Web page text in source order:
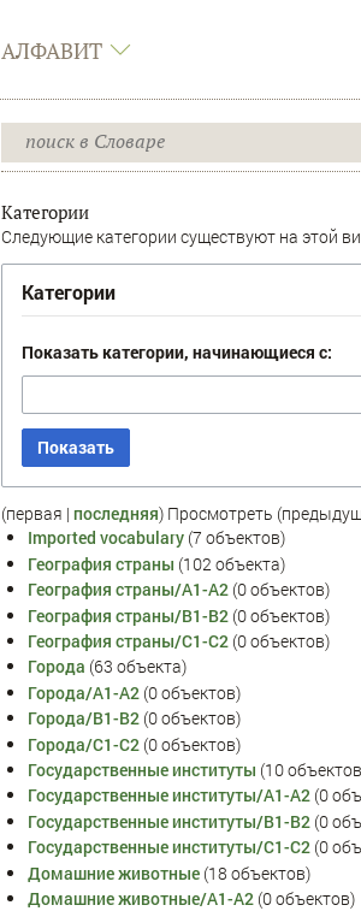
АЛФАВИТ
Категории
Следующие категории существуют на этой
Категории
Показать категории, начинающиеся с:
Показать
(первая | последняя) Просмотреть
Imported vocabulary ‏‎ (7 объектов)
География страны ‏‎ (102 объекта)
География страны/A1-A2 ‏‎ (0 объектов)
География страны/B1-B2 ‏‎ (0 объектов)
География страны/C1-C2 ‏‎ (0 объектов)
Города ‏‎ (63 объекта)
Города/A1-A2 ‏‎ (0 объектов)
Города/B1-B2 ‏‎ (0 объектов)
Города/C1-C2 ‏‎ (0 объектов)
Государственные институты (10
Государственные институты/A1-A2 (0
Государственные институты/B1-B2 (0
Государственные институты/C1-C2 (0
Домашние животные ‏‎ (18 объектов)
Домашние животные/A1-A2 ‏‎ (0 объектов)